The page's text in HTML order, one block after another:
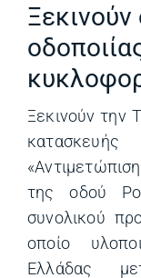
Ξεκινούν
Ξεκινούν την
της οδού
συνολικού
οποίο
Ελλάδας